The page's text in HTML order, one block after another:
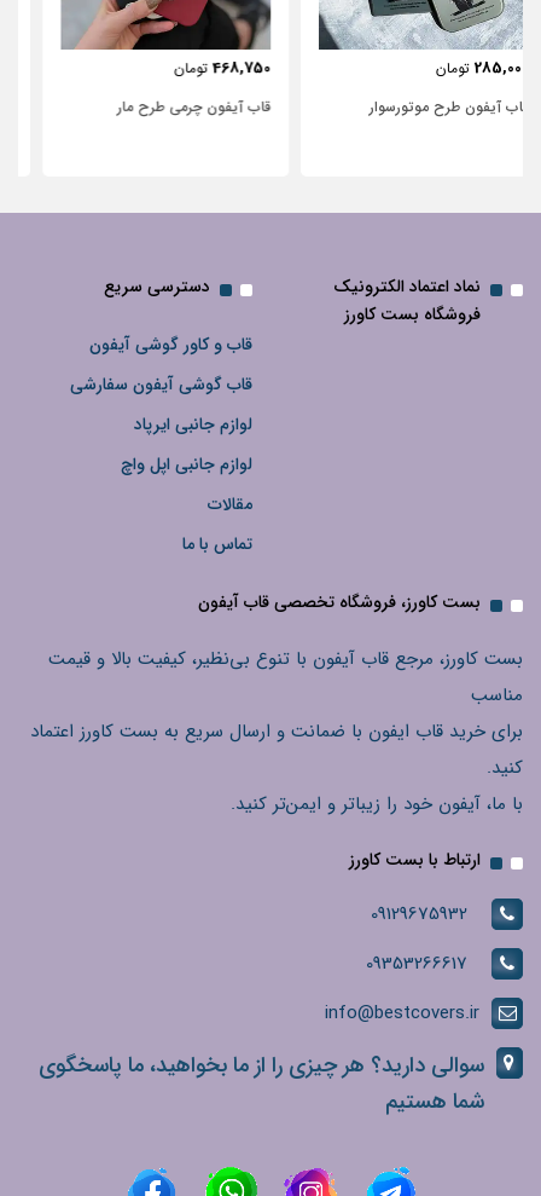
468,750
قاب آیفون چرمی طرح مار
443,750
قاب آیفون شفاف با پاپیون سفید و
نماد اعتماد الکترونیک
فروشگاه بست کاورز
دسترسی سریع
قاب و کاور گوشی آیفون
قاب گوشی آیفون سفارشی
لوازم جانبی ایرپاد
لوازم جانبی اپل واچ
مقالات
تماس با ما
بست کاورز، فروشگاه تخصصی قاب آیفون
بست کاورز، مرجع قاب آیفون با تنوع بی‌نظیر، کیفیت بالا و قیمت
مناسب
برای خرید قاب ایفون با ضمانت و ارسال سریع به بست کاورز اعتماد
کنید.
با ما، آیفون خود را زیباتر و ایمن‌تر کنید.
ارتباط با بست کاورز
09129675932
09353266617
info@bestcovers.ir
سوالی دارید؟ هر چیزی را از ما بخواهید، ما پاسخگوی
شما هستیم